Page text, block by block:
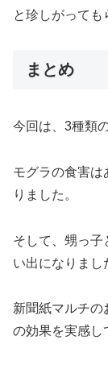
と珍しがって
まとめ
今回は、3種類
モグラの食害は
りました。
そして、甥っ子
い出になりまし
新聞紙マルチの
の効果を実感し